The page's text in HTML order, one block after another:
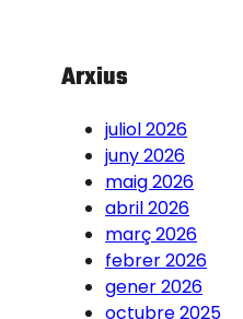
Arxius
juliol 2026
juny 2026
maig 2026
abril 2026
març 2026
febrer 2026
gener 2026
octubre 2025